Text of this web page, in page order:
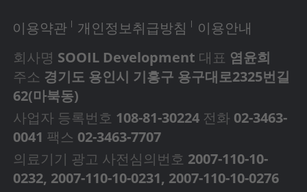
이용약관 개인정보취급방침
이용안내
회사명 SOOIL Development 대표 염윤희
주소 경기도 용인시 기흥구 용구대로2325번길
62(마북동)
사업자 등록번호 108-81-30224 전화 02-3463-
0041 팩스 02-3463-7707
의료기기 광고 사전심의번호 2007-110-10-
0232, 2007-110-10-0231, 2007-110-10-0276